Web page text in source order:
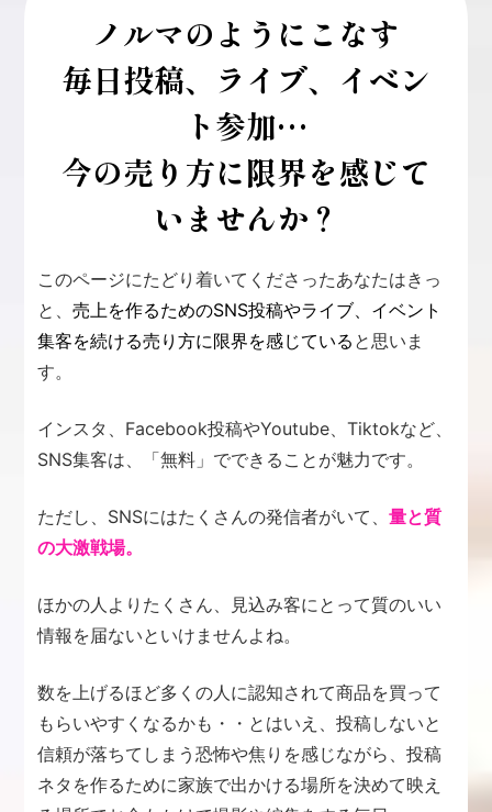
ノルマのようにこなす
毎日投稿、ライブ、イベン
ト参加…
今の売り方に限界を感じて
いませんか？
このページにたどり着いてくださったあなたはきっ
と、売上を作るためのSNS投稿やライブ、イベント
集客を続ける売り方に限界を感じている と思いま
す。
インスタ、Facebook投稿やYoutube、Tiktokなど、
SNS集客は、「無料」でできることが魅力です。
ただし、SNSにはたくさんの発信者がいて、量と質
の大激戦場。
ほかの人よりたくさん、見込み客にとって質のいい
情報を届ないといけませんよね。
数を上げるほど多くの人に認知されて商品を買って
もらいやすくなるかも・・とはいえ、投稿しないと
信頼が落ちてしまう恐怖や焦りを感じながら、投稿
ネタを作るために家族で出かける場所を決めて映え